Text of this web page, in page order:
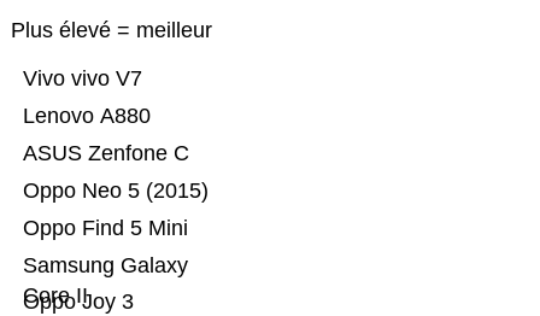
Plus élevé = meilleur
Oppo Joy 3
Samsung Galaxy
Core II
Oppo Find 5 Mini
Oppo Neo 5 (2015)
ASUS Zenfone C
Lenovo A880
Vivo vivo V7